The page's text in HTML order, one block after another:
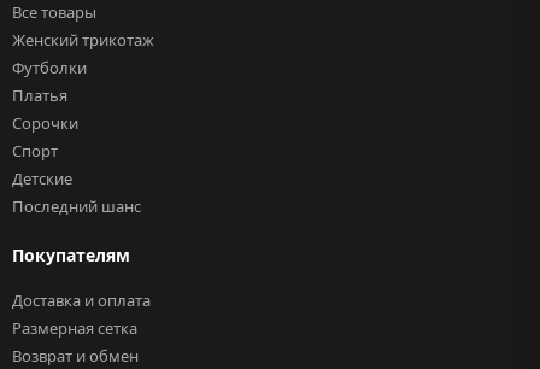
Все товары
Женский трикотаж
Футболки
Платья
Сорочки
Спорт
Детские
Последний шанс
Покупателям
Доставка и оплата
Размерная сетка
Возврат и обмен